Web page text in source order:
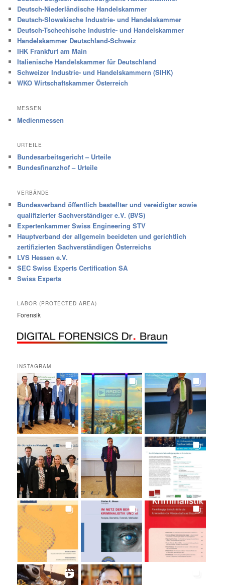
Deutsch-Niederländische Handelskammer
Deutsch-Slowakische Industrie- und Handelskammer
Deutsch-Tschechische Industrie- und Handelskammer
Handelskammer Deutschland-Schweiz
IHK Frankfurt am Main
Italienische Handelskammer für Deutschland
Schweizer Industrie- und Handelskammern (SIHK)
WKO Wirtschaftskammer Österreich
MESSEN
Medienmessen
URTEILE
Bundesarbeitsgericht – Urteile
Bundesfinanzhof – Urteile
VERBÄNDE
Bundesverband öffentlich bestellter und vereidigter sowie
qualifizierter Sachverständiger e.V. (BVS)
Expertenkammer Swiss Engineering STV
Hauptverband der allgemein beeideten und gerichtlich
zertifizierten Sachverständigen Österreichs
LVS Hessen e.V.
SEC Swiss Experts Certification SA
Swiss Experts
LABOR (PROTECTED AREA)
Forensik
INSTAGRAM